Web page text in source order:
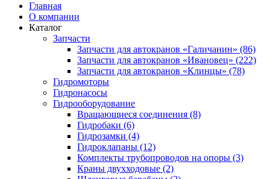
Главная
О компании
Каталог
Запчасти
Запчасти для автокранов «Галичанин» (86)
Запчасти для автокранов «Ивановец» (222)
Запчасти для автокранов «Клинцы» (78)
Гидромоторы
Гидронасосы
Гидрооборудование
Вращающиеся соединения (8)
Гидробаки (6)
Гидрозамки (4)
Гидроклапаны (12)
Комплекты трубопроводов на опоры (3)
Краны двухходовые (2)